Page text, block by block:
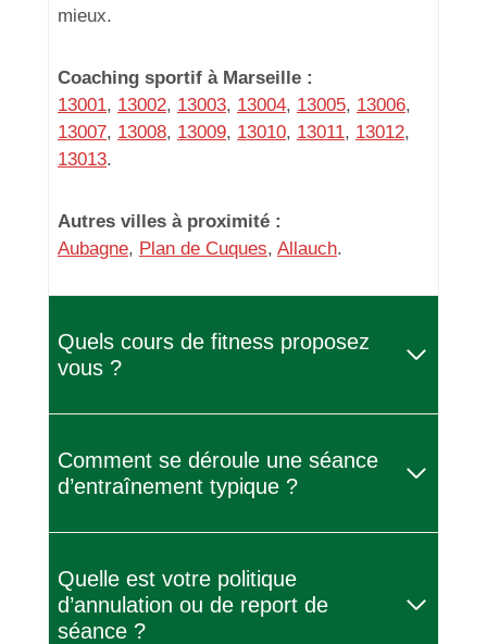
mieux.
Coaching sportif à Marseille :
13001, 13002, 13003, 13004, 13005, 13006,
13007, 13008, 13009, 13010, 13011, 13012,
13013.
Autres villes à proximité :
Aubagne, Plan de Cuques, Allauch.
Quels cours de fitness proposez
vous ?
Comment se déroule une séance
d’entraînement typique ?
Quelle est votre politique
d’annulation ou de report de
séance ?